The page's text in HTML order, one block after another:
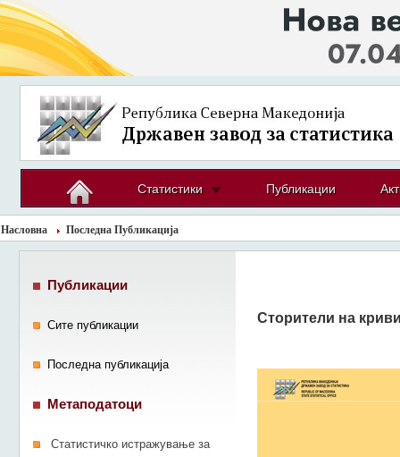
Статистики Публикации
Насловна Последна Публикација
Сторители на
Публикации
Сите публикации
Последна публикација
Метаподатоци
Статистичко истражување за